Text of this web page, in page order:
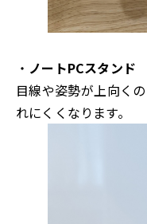
・ ノートPCスタンド
目線や姿勢が上向く
れにくくなります。